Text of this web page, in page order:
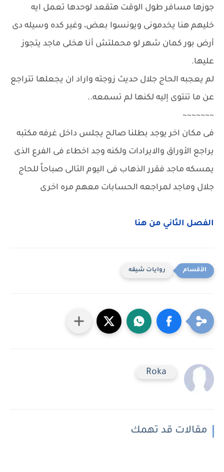
جوزها مسافر طول الوقت هتقعد لوحدها تعمل ايه
خليهم هنا يخدمونى ويونسوا بعض، وغير كده وسيله دى
أرض بور كمان شهر لو محملتش أنا هخلى ماجد يتجوز
عليها.
لم يعجبه الحاج جلال حديث زوجته واراد ان يجعلها تتراجع
عن ما تنتوى إليه لكنها لم تسمعه..
~~~~~~~
فى مكان اخر يوجد بطلنا صالح يجلس داخل غرفه مكتبه
يراجع الأوراق والايرادات ولكنه وجد اخطاء فى الفرع الذى
يمسكه ماجد فقرر الذهاب فى اليوم التالى صباحاً للحاج
جلال وماجد لمراجعه الحسابات معهم مره اخرى
الفصل الثاني من هنا
روايات شيقه
Roka
مقالات قد تهمك